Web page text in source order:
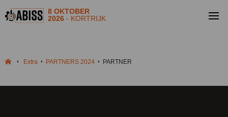
8 OKTOBER
2026- KORTRIJK
Extra PARTNERS 2024 PARTNER